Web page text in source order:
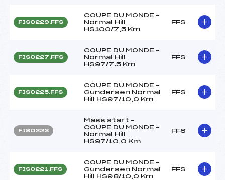
FIS0229.FFS
COUPE DU MONDE –
Normal Hill
HS100/7,5 Km
FFS
FIS0227.FFS
COUPE DU MONDE –
Normal Hill
HS97/7.5 Km
FFS
FIS0225.FFS
COUPE DU MONDE –
Gundersen Normal
Hill HS97/10,0 Km
FFS
FIS0223
Mass start –
COUPE DU MONDE –
Normal Hill
HS97/10,0 Km
FFS
FIS0221.FFS
COUPE DU MONDE –
Gundersen Normal
Hill HS98/10,0 Km
FFS